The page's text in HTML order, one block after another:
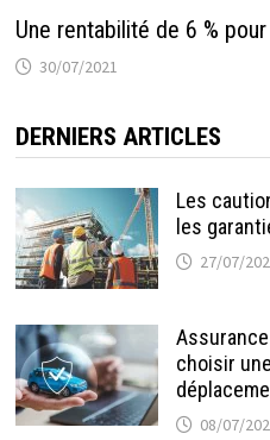
Une rentabilité de 6 %
30/07/2021
DERNIERS ARTICLES
Les
les
27/07/
choisir
08/07/